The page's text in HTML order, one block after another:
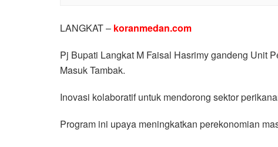
LANGKAT – koranmedan.com
Pj Bupati Langkat M Faisal Hasrimy gandeng Unit
Masuk Tambak.
Inovasi kolaboratif untuk mendorong sektor
Program ini upaya meningkatkan perekonomian